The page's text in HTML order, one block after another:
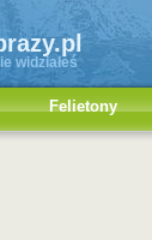
widziałeś
Felietony